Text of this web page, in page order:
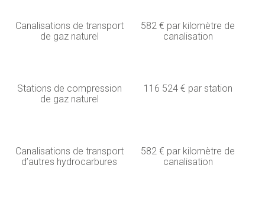
Canalisations de transport
de gaz naturel
582 € par kilomètre de
canalisation
Stations de compression
de gaz naturel
116 524 € par station
Canalisations de transport
d’autres hydrocarbures
582 € par kilomètre de
canalisation